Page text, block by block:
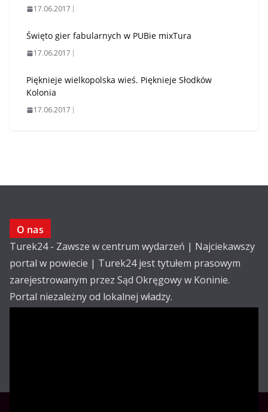
17.06.2017
Święto gier fabularnych w PUBie mixTura
17.06.2017
Pięknieje wielkopolska wieś. Pięknieje Słodków
Kolonia
17.06.2017
O nas
Turek24 - Zawsze w centrum wydarzeń | Najciekawszy
portal w powiecie | Turek24 jest tytułem prasowym
zarejestrowanym przez Sąd Okręgowy w Koninie.
Portal niezależny od lokalnej władzy.